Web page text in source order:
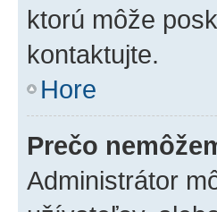
ktorú môže
kontaktujte.
Hore
Prečo
Administrátor